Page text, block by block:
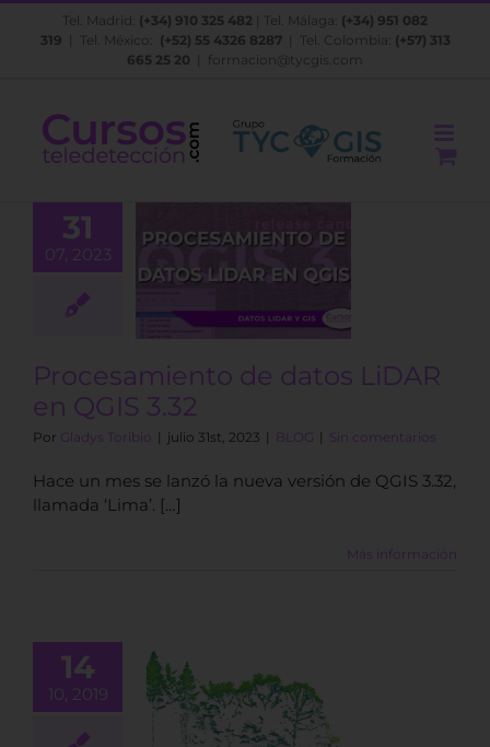
Saltar
Tel. Madrid: (+34) 910 325 482 | Tel. Málaga: (+34) 951 082
319 | Tel. México: (+52) 55 4326 8287| Tel. Colombia: (+57) 313
665 25 20
formacion@tycgis.com
31
07, 2023
de
3.32
Procesamiento de datos LiDAR
en QGIS 3.32
Por Gladys Toribio | julio 31st, 2023 | BLOG | Sin comentarios
Hace un mes se lanzó la nueva versión de QGIS 3.32,
llamada ‘Lima’. […]
Más información
14
10, 2019